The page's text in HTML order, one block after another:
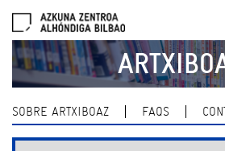
navigation
SOBRE ARTXIBOAZ FAQS